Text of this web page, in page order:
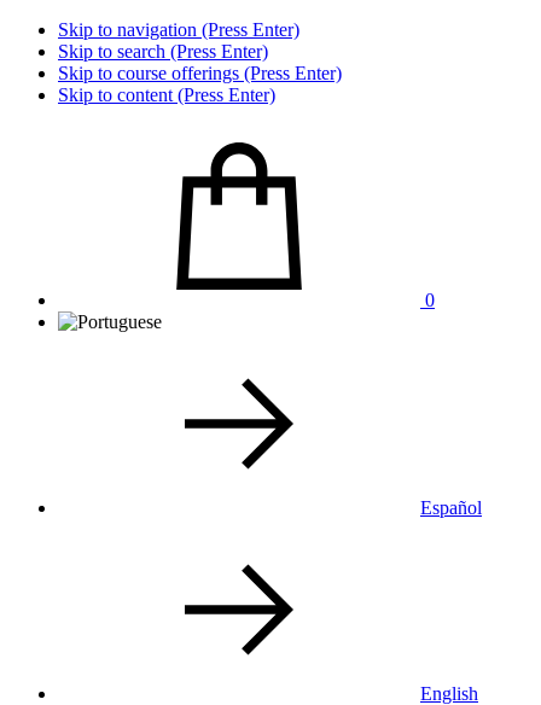
Skip to navigation (Press Enter)
Skip to search (Press Enter)
Skip to course offerings (Press Enter)
Skip to content (Press Enter)
0
Español
English